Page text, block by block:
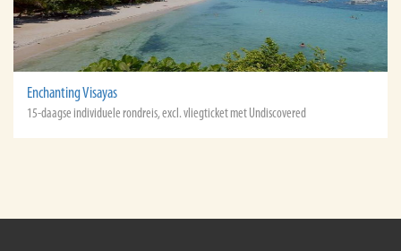
Enchanting Visayas
15-daagse individuele rondreis, excl. vliegticket met Undiscovered